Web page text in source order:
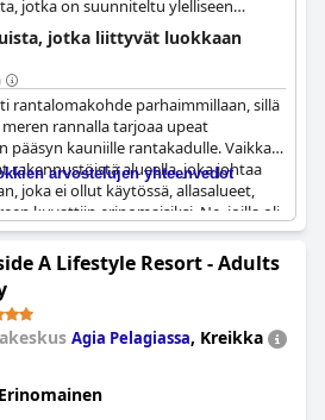
jotka on suunniteltu ylelliseen
useita ruokailumahdollisuuksia ja
jotka liittyvät luokkaan
rantalomakohde parhaimmillaan, sillä
rannalla tarjoaa upeat
pääsyn kauniille rantakadulle. Vaikka
rakennustöistä alueella, joka johtaa
joka ei ollut käytössä, allasalueet,
kuvattiin erinomaisiksi. Ne, joilla oli
ylistivät maalauksellista
johtavan kävelytien lisäksi vieraat
satamaan, joka on vain viiden
ympäristöön tarkemmin. Kaiken
hotellivalinta niille, jotka
ja tyylikkäästi.
arvostelujen yhteenvedot
A Lifestyle Resort - Adults
Agia Pelagiassa, Kreikka
Erinomainen